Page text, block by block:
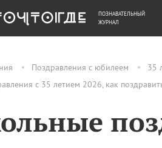
Поздравления с юбилеем
35
с 35 летием 2026, как
ОБЩЕСТВО ДЕНЬГИ
ПОЗНАВАТЕЛЬНЫЙ
ЖУРНАЛ